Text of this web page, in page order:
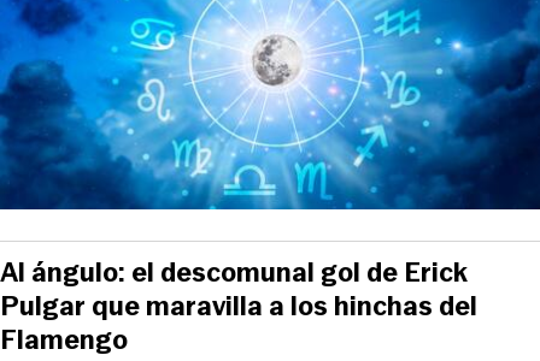
Al ángulo: el descomunal gol de Erick
Pulgar que maravilla a los hinchas del
Flamengo